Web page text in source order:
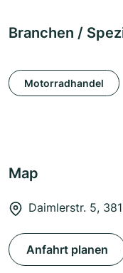
Branchen /
Motorradhandel
Map
Daimlerstr. 5,
Anfahrt planen